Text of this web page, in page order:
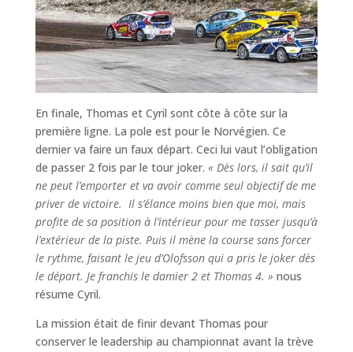
En finale, Thomas et Cyril sont côte à côte sur la
première ligne. La pole est pour le Norvégien. Ce
dernier va faire un faux départ. Ceci lui vaut l’obligation
de passer 2 fois par le tour joker. « Dès lors, il sait qu’il
ne peut l’emporter et va avoir comme seul objectif de me
priver de victoire. Il s’élance moins bien que moi, mais
profite de sa position à l’intérieur pour me tasser jusqu’à
l’extérieur de la piste. Puis il mène la course sans forcer
le rythme, faisant le jeu d’Olofsson qui a pris le joker dès
le départ. Je franchis le damier 2 et Thomas 4. » nous
résume Cyril.
La mission était de finir devant Thomas pour
conserver le leadership au championnat avant la trève